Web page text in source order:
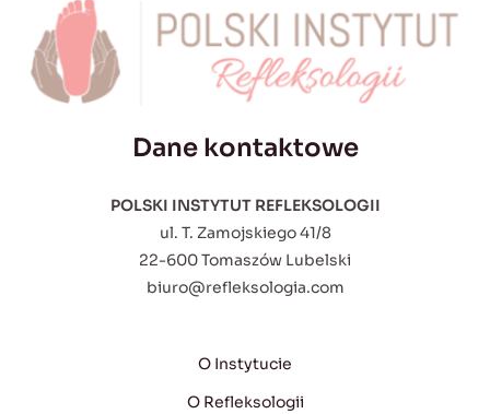
Dane kontaktowe
POLSKI INSTYTUT REFLEKSOLOGII
ul. T. Zamojskiego 41/8
22-600 Tomaszów Lubelski
biuro@refleksologia.com
O Instytucie
O Refleksologii